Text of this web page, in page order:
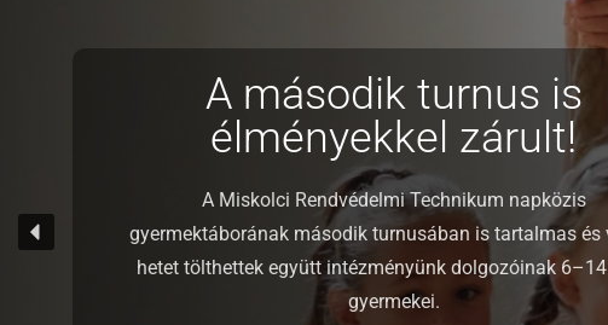
A második turnus is
élményekkel zárult!
A Miskolci Rendvédelmi Technikum napközis
gyermektáborának második turnusában is tartalmas és
hetet tölthettek együtt intézményünk dolgozóinak
gyermekei.